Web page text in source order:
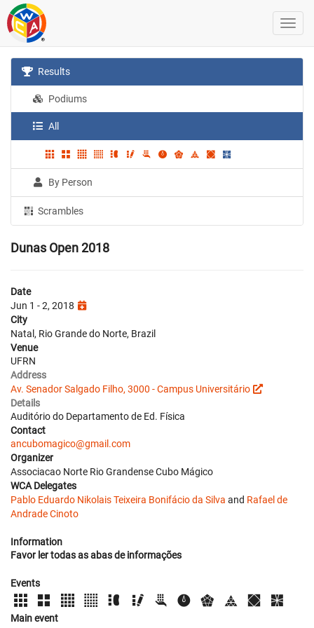
Results
Podiums
All
By Person
Scrambles
Dunas Open 2018
Date
Jun 1 - 2, 2018
City
Natal, Rio Grande do Norte, Brazil
Venue
UFRN
Address
Av. Senador Salgado Filho, 3000 - Campus Universitário
Details
Auditório do Departamento de Ed. Física
Contact
ancubomagico@gmail.com
Organizer
Associacao Norte Rio Grandense Cubo Mágico
WCA Delegates
Pablo Eduardo Nikolais Teixeira Bonifácio da Silva and Rafael de
Andrade Cinoto
Information
Favor ler todas as abas de informações
Events
Main event